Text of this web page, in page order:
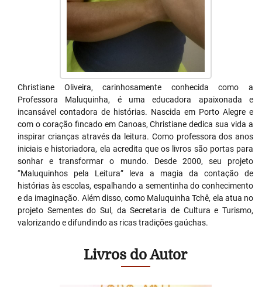
Christiane Oliveira, carinhosamente conhecida como a
Professora Maluquinha, é uma educadora apaixonada e
incansável contadora de histórias. Nascida em Porto Alegre e
com o coração fincado em Canoas, Christiane dedica sua vida a
inspirar crianças através da leitura. Como professora dos anos
iniciais e historiadora, ela acredita que os livros são portas para
sonhar e transformar o mundo. Desde 2000, seu projeto
“Maluquinhos pela Leitura” leva a magia da contação de
histórias às escolas, espalhando a sementinha do conhecimento
e da imaginação. Além disso, como Maluquinha Tchê, ela atua no
projeto Sementes do Sul, da Secretaria de Cultura e Turismo,
valorizando e difundindo as ricas tradições gaúchas.
Livros do Autor